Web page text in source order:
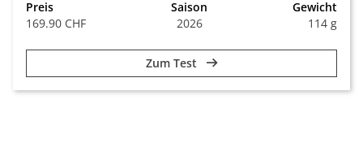
Preis
169.90 CHF
Saison
2026
Gewicht
114 g
Zum Test